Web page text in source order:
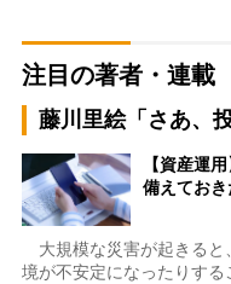
注目の著者・連載
藤川里絵「さあ、
【資産運
備えてお
大規模な災害が起きると
境が不安定になったりす